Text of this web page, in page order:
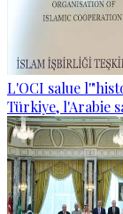
L'OCI salue
Türkiye, l'Arabie